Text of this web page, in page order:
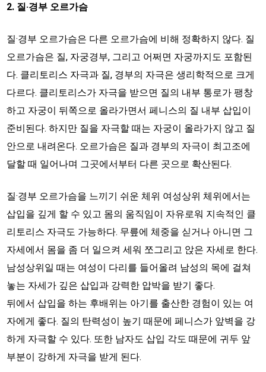
2. 질·경부 오르가슴
질·경부 오르가슴은 다른 오르가슴에 비해 정확하지 않다. 질
오르가슴은 질, 자궁경부, 그리고 어쩌면 자궁까지도 포함된
다. 클리토리스 자극과 질, 경부의 자극은 생리학적으로 크게
다르다. 클리토리스가 자극을 받으면 질의 내부 통로가 팽창
하고 자궁이 뒤쪽으로 올라가면서 페니스의 질 내부 삽입이
준비된다. 하지만 질을 자극할 때는 자궁이 올라가지 않고 질
안으로 내려온다. 오르가슴은 질과 경부의 자극이 최고조에
달할 때 일어나며 그곳에서부터 다른 곳으로 확산된다.
질·경부 오르가슴을 느끼기 쉬운 체위 여성상위 체위에서는
삽입을 깊게 할 수 있고 몸의 움직임이 자유로워 지속적인 클
리토리스 자극도 가능하다. 무릎에 체중을 싣거나 아니면 그
자세에서 몸을 좀 더 일으켜 세워 쪼그리고 앉은 자세로 한다.
남성상위일 때는 여성이 다리를 들어올려 남성의 목에 걸쳐
놓는 자세가 깊은 삽입과 강력한 압박을 받기 좋다.
뒤에서 삽입을 하는 후배위는 아기를 출산한 경험이 있는 여
자에게 좋다. 질의 탄력성이 높기 때문에 페니스가 앞벽을 강
하게 자극할 수 있다. 또한 남자도 삽입 각도 때문에 귀두 앞
부분이 강하게 자극을 받게 된다.